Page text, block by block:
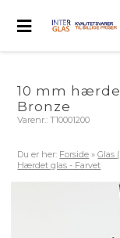
10 mm
Bronze
Varenr.:T10001200
Du er her: Forside »Glas
Hærdet glas - Farvet